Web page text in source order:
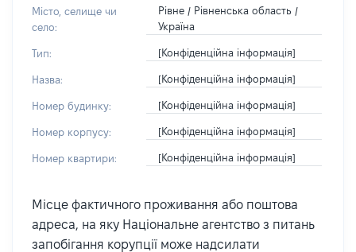
Місто, селище чи
село:
Рівне / Рівненська область /
Україна
Тип: [Конфіденційна інформація]
Назва: [Конфіденційна інформація]
Номер будинку: [Конфіденційна інформація]
Номер корпусу: [Конфіденційна інформація]
Номер квартири: [Конфіденційна інформація]
Місце фактичного проживання або поштова
адреса, на яку Національне агентство з питань
запобігання корупції може надсилати